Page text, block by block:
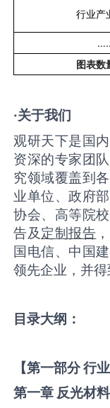
行业产
图表数
·关于我们
观研天下是国
资深的专家团
究领域覆盖到
业单位、政府
协会、高等院
告及定制报告
国电信、中国
领先企业，并得
目录大纲：
【第一部分 行
第一章 反光材料